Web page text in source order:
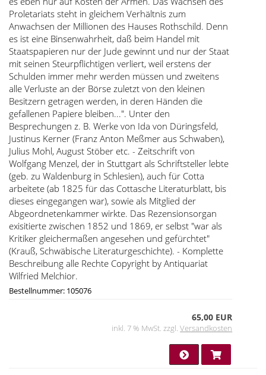
Proletariats steht in gleichem Verhältnis zum
Anwachsen der Millionen des Hauses Rothschild. Denn
es ist eine Binsenwahrheit, daß beim Handel mit
Staatspapieren nur der Jude gewinnt und nur der Staat
mit seinen Steurpflichtigen verliert, weil erstens der
Schulden immer mehr werden müssen und zweitens
alle Verluste an der Börse zuletzt von den kleinen
Besitzern getragen werden, in deren Händen die
gefallenen Papiere bleiben...". Unter den
Besprechungen z. B. Werke von Ida von Düringsfeld,
Justinus Kerner (Franz Anton Meßmer aus Schwaben),
Julius Mohl, August Stöber etc. - Zeitschrift von
Wolfgang Menzel, der in Stuttgart als Schriftsteller lebte
(geb. zu Waldenburg in Schlesien), auch für Cotta
arbeitete (ab 1825 für das Cottasche Literaturblatt, bis
dieses eingegangen war), sowie als Mitglied der
Abgeordnetenkammer wirkte. Das Rezensionsorgan
exisitierte zwischen 1852 und 1869, er selbst "war als
Kritiker gleichermaßen angesehen und gefürchtet"
(Krauß, Schwäbische Literaturgeschichte). - Komplette
Beschreibung alle Rechte Copyright by Antiquariat
Wilfried Melchior.
Bestellnummer: 105076
65,00 EUR
inkl. 7 % MwSt. zzgl.Versandkosten